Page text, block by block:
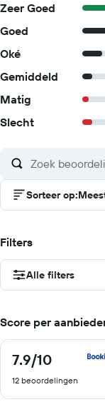
Zeer Goed
Goed
Oké
Gemiddeld
Matig
Slecht
Sorteer op:
Filters
Alle filters
Score per
7.9/10
7.9
10
12 beoordelingen